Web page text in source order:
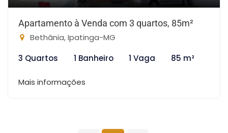
Apartamento à Venda com 3 quartos, 85m²
Bethânia, Ipatinga-MG
3 Quartos
1 Banheiro 1 Vaga 85 m²
Mais informações